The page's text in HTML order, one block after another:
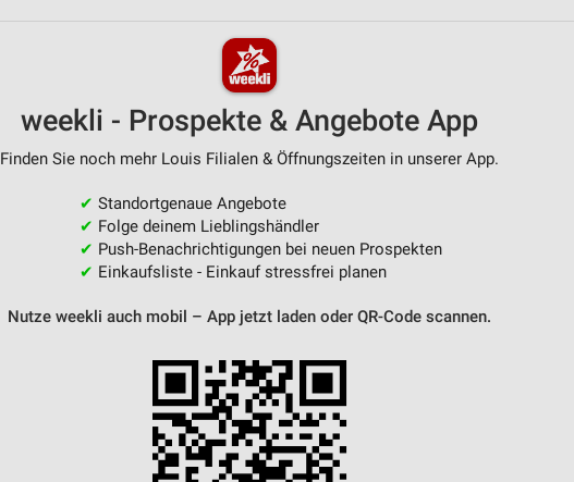
weekli - Prospekte & Angebote App
Finden Sie noch mehr Louis Filialen & Öffnungszeiten in unserer App.
✔ Standortgenaue Angebote
✔ Folge deinem Lieblingshändler
✔ Push-Benachrichtigungen bei neuen Prospekten
✔ Einkaufsliste - Einkauf stressfrei planen
Nutze weekli auch mobil – App jetzt laden oder QR-Code scannen.